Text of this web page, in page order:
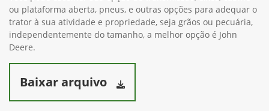
Solicitar proposta